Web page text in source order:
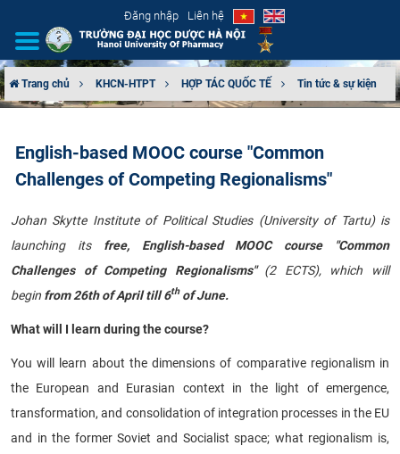
Đăng nhập Liên hệ
CƠ CẤU TỔ CHỨC
ĐÀO TẠO
ĐẢM BẢO CHẤT LƯỢNG
KHOA HỌC CÔNG NGHỆ
HTQT
CỰU NGƯỜI HỌC
Trang chủ KHCN-HTPT HỢP TÁC QUỐC TẾ Tin tức & sự kiện
English-based MOOC course "Common
Challenges of Competing Regionalisms"
Johan Skytte Institute of Political Studies (University of Tartu) is
launching its free, English-based MOOC course "Common
Challenges of Competing Regionalisms"(2 ECTS), which will
begin from 26th of April till 6thof June.
What will I learn during the course?
You will learn about the dimensions of comparative regionalism in
the European and Eurasian context in the light of emergence,
transformation, and consolidation of integration processes in the EU
and in the former Soviet and Socialist space; what regionalism is,